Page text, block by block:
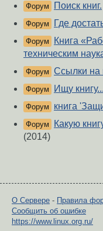
Форум Поиск книг.
Форум Где
Форум
Книга
техническим
Форум Ссылки на
Форум Ищу книгу...
Форум книга
Форум
Какую
(2014)
О Сервере - Правила
Сообщить об ошибке
https://www.linux.org.ru/